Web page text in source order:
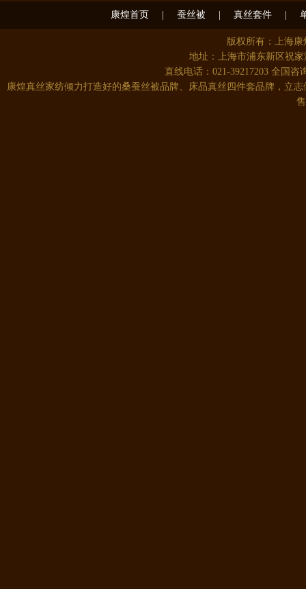
康煌首页 蚕丝被 真丝套件
版权所有：上海
地址：上海市浦东新区祝
直线电话：021-39217203 全国咨
康煌真丝家纺倾力打造好的桑蚕丝被品牌、床品真丝四件套品牌，立